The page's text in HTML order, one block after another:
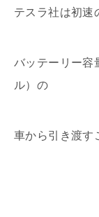
テスラ社は初速
バッテーリー容
ル）の
車から引き渡す